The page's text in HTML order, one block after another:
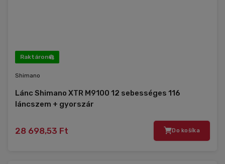
Raktáron
Shimano
Lánc Shimano XTR M9100 12 sebességes 116
láncszem + gyorszár
28 698,53 Ft Do košíka